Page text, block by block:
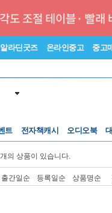
알라딘굿즈 온라인중고 중고
트 전자책캐시 오디오북
개의 상품이 있습니다.
출간일순 등록일순 상품명순